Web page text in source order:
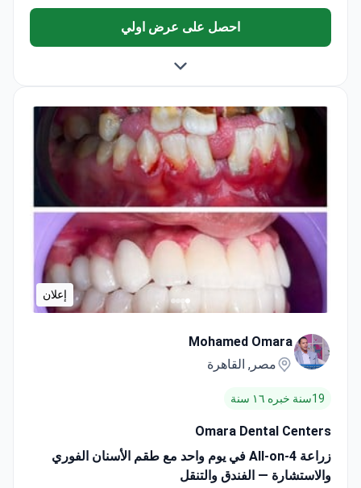
احصل على عرض اولي
إعلان
Mohamed Omara
مصر, القاهرة
19سنة خبره ١٦ سنة
Omara Dental Centers
زراعة All-on-4 في يوم واحد مع طقم الأسنان الفوري
والاستشارة — الفندق والتنقل